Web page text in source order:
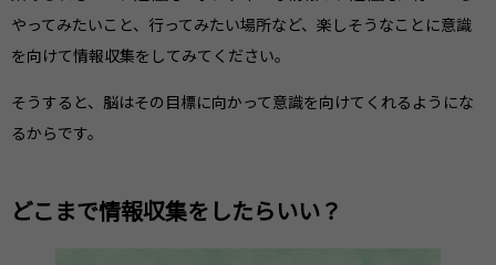
やってみたいこと、行ってみたい場所など、楽しそうなことに意識
を向けて情報収集をしてみてください。
そうすると、脳はその目標に向かって意識を向けてくれるようにな
るからです。
どこまで情報収集をしたらいい？